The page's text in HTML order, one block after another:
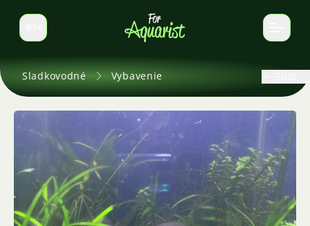
Prepnúť jazyk
Sladkovodné Vybavenie